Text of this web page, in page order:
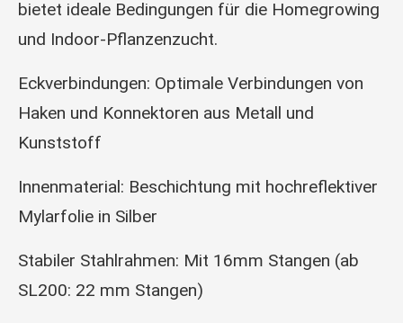
bietet ideale Bedingungen für die Homegrowing
und Indoor-Pflanzenzucht.
Eckverbindungen: Optimale Verbindungen von
Haken und Konnektoren aus Metall und
Kunststoff
Innenmaterial: Beschichtung mit hochreflektiver
Mylarfolie in Silber
Stabiler Stahlrahmen: Mit 16mm Stangen (ab
SL200: 22 mm Stangen)